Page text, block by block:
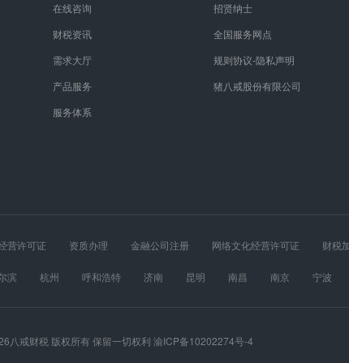
在线咨询
财税资讯
需求大厅
产品服务
服务体系
招贤纳士
全国服务网点
规则协议-隐私声明
猪八戒股份有限公司
营许可证 资质办理 金融公司注册 网络文化经营许可证 财税
医疗器械经营许可证
滨 杭州 呼和浩特 济南 昆明 南昌 南京 宁波
八戒财税 版权所有 保留一切权利 渝ICP备10202274号-4